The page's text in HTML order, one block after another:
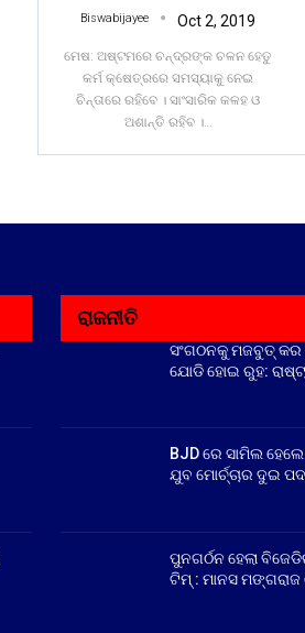
Biswabijayee Oct 2, 2019
ମେଷ: ଅଷ୍ଟମରେ ଚନ୍ଦ୍ରଙ୍କ ଚଳନ ହେତୁ
କର୍ମ କ୍ଷେତ୍ରରେ ସମସ୍ୟାକୁ ନେଇ
ଚିନ୍ତାରେ ରହିବେ । ସାଂସାରିକ କଳହ ଓ
ଅଶାନ୍ତି ରହିବ ।…
ରାଜନୀତି
ସଂଗଠନକୁ ମଜବୁତ୍
ଯୋଡି ହୋଇ ରୁହ:
BJD ରେ ସାମିଲ
ଯୁବ ମୋର୍ଚ୍ଚାର ଦୁଇ
ପୁନଗର୍ଠନ ହେଲା
ଟିମ୍ : ମାନସ ମଙ୍ଗରାଜ